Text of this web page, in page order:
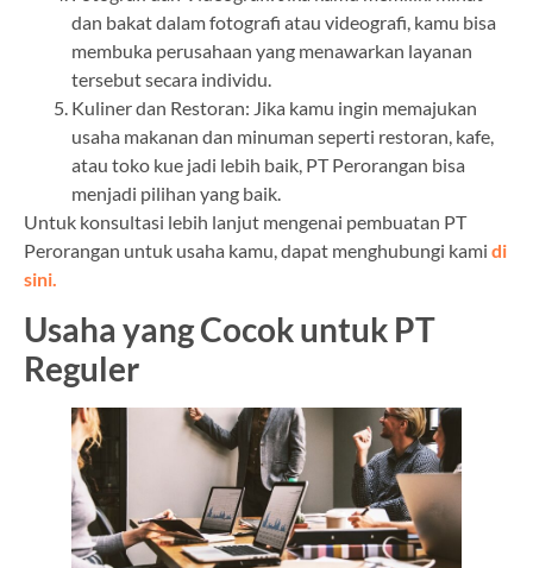
dan bakat dalam fotografi atau videografi, kamu bisa
membuka perusahaan yang menawarkan layanan
tersebut secara individu.
Kuliner dan Restoran: Jika kamu ingin memajukan
usaha makanan dan minuman seperti restoran, kafe,
atau toko kue jadi lebih baik, PT Perorangan bisa
menjadi pilihan yang baik.
Untuk konsultasi lebih lanjut mengenai pembuatan PT
Perorangan untuk usaha kamu, dapat menghubungi kami di
sini.
Usaha yang Cocok untuk PT
Reguler